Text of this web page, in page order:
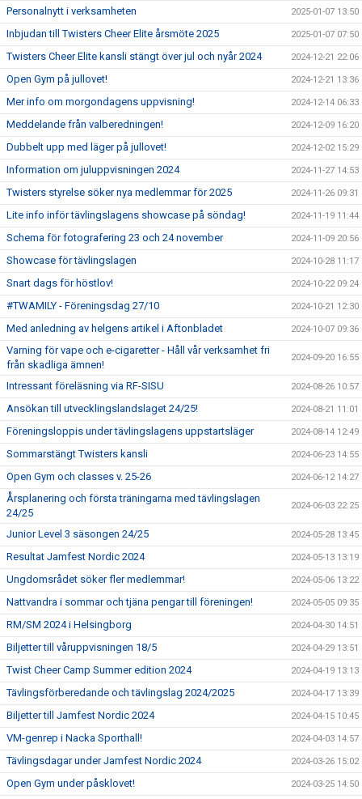
Personalnytt i verksamheten 2025-01-07 13:50
Inbjudan till Twisters Cheer Elite årsmöte 2025 2025-01-07 07:50
Twisters Cheer Elite kansli stängt över jul och nyår 2024 2024-12-21 22:06
Open Gym på jullovet! 2024-12-21 13:36
Mer info om morgondagens uppvisning! 2024-12-14 06:33
Meddelande från valberedningen! 2024-12-09 16:20
Dubbelt upp med läger på jullovet! 2024-12-02 15:29
Information om juluppvisningen 2024 2024-11-27 14:53
Twisters styrelse söker nya medlemmar för 2025 2024-11-26 09:31
Lite info inför tävlingslagens showcase på söndag! 2024-11-19 11:44
Schema för fotografering 23 och 24 november 2024-11-09 20:56
Showcase för tävlingslagen 2024-10-28 11:17
Snart dags för höstlov! 2024-10-22 09:24
#TWAMILY - Föreningsdag 27/10 2024-10-21 12:30
Med anledning av helgens artikel i Aftonbladet 2024-10-07 09:36
Varning för vape och e-cigaretter - Håll vår verksamhet fri
från skadliga ämnen!
2024-09-20 16:55
Intressant föreläsning via RF-SISU 2024-08-26 10:57
Ansökan till utvecklingslandslaget 24/25! 2024-08-21 11:01
Föreningsloppis under tävlingslagens uppstartsläger 2024-08-14 12:49
Sommarstängt Twisters kansli 2024-06-23 14:55
Open Gym och classes v. 25-26 2024-06-12 14:27
Årsplanering och första träningarna med tävlingslagen
24/25
2024-06-03 22:25
Junior Level 3 säsongen 24/25 2024-05-28 13:45
Resultat Jamfest Nordic 2024 2024-05-13 13:19
Ungdomsrådet söker fler medlemmar! 2024-05-06 13:22
Nattvandra i sommar och tjäna pengar till föreningen! 2024-05-05 09:35
RM/SM 2024 i Helsingborg 2024-04-30 14:51
Biljetter till våruppvisningen 18/5 2024-04-29 13:51
Twist Cheer Camp Summer edition 2024 2024-04-19 13:13
Tävlingsförberedande och tävlingslag 2024/2025 2024-04-17 13:39
Biljetter till Jamfest Nordic 2024 2024-04-15 10:45
VM-genrep i Nacka Sporthall! 2024-04-03 14:57
Tävlingsdagar under Jamfest Nordic 2024 2024-03-26 15:02
Open Gym under påsklovet! 2024-03-25 14:50